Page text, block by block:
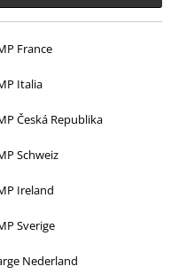
France
Italia
Česká Republika
Schweiz
Ireland
Sverige
Nederland